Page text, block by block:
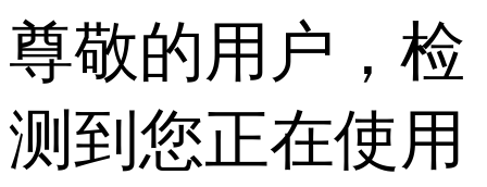
尊敬的用户，检
测到您正在使用